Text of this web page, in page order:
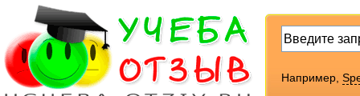
Например,